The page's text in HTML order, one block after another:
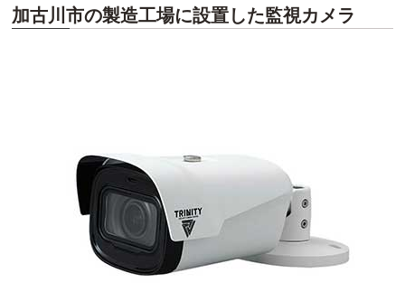
加古川市の製造工場に設置した監視カメラ